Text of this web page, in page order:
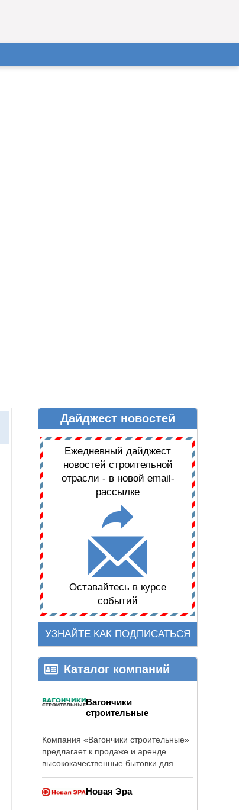
ДАЙДЖЕСТ НОВОСТЕЙДайджест новостей
Ежедневный дайджест
новостей строительной
отрасли - в новой email-
рассылке
Оставайтесь в курсе
событий
УЗНАЙТЕ КАК ПОДПИСАТЬСЯ
Каталог компаний
Вагончики
строительные
Компания «Вагончики строительные»
предлагает к продаже и аренде
высококачественные бытовки для ...
Новая Эра